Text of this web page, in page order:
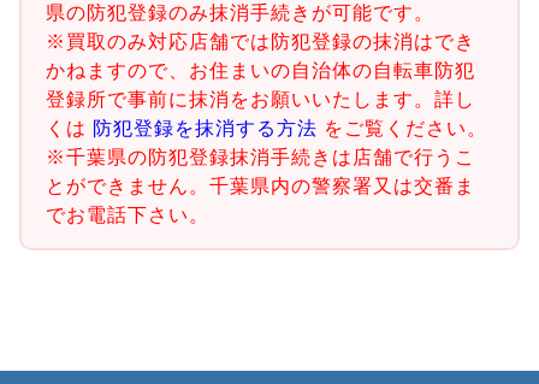
県の防犯登録のみ抹消手続きが可能です。
※買取のみ対応店舗では防犯登録の抹消はでき
かねますので、お住まいの自治体の自転車防犯
登録所で事前に抹消をお願いいたします。詳し
くは 防犯登録を抹消する方法 をご覧ください。
※千葉県の防犯登録抹消手続きは店舗で行うこ
とができません。千葉県内の警察署又は交番ま
でお電話下さい。